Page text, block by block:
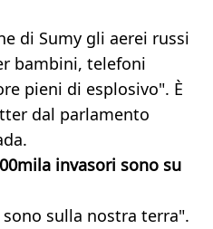
di Sumy gli aerei russi
bambini, telefoni
pieni di esplosivo". È
dal parlamento
invasori sono su
sulla nostra terra".